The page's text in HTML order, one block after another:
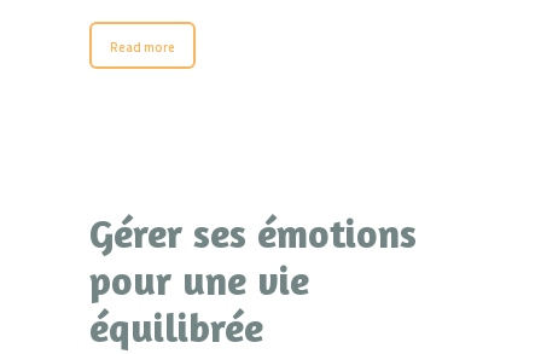
Read more
Gérer ses émotions
pour une vie
équilibrée